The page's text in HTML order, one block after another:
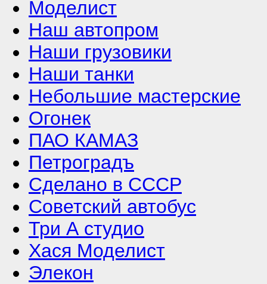
Моделист
Наш автопром
Наши грузовики
Наши танки
Небольшие мастерские
Огонек
ПАО КАМАЗ
Петроградъ
Сделано в СССР
Советский автобус
Три А студио
Хася Моделист
Элекон